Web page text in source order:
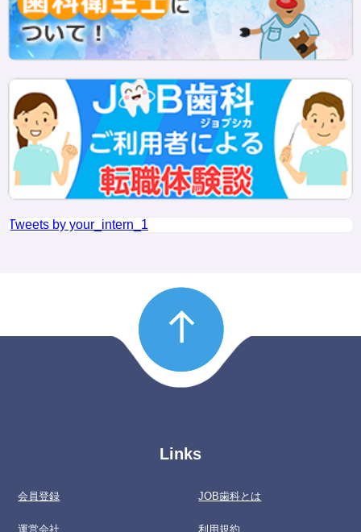
Tweets by your_intern_1
Links
会員登録
運営会社
JOB歯科とは
利用規約